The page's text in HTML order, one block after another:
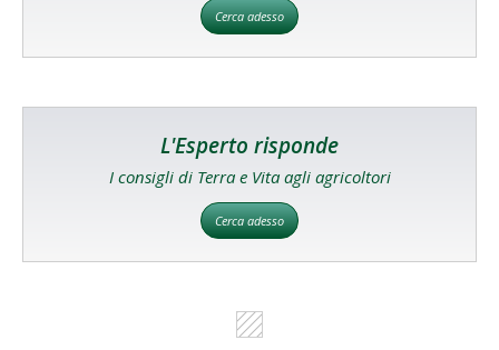
Cerca adesso
L'Esperto risponde
I consigli di Terra e Vita agli agricoltori
Cerca adesso